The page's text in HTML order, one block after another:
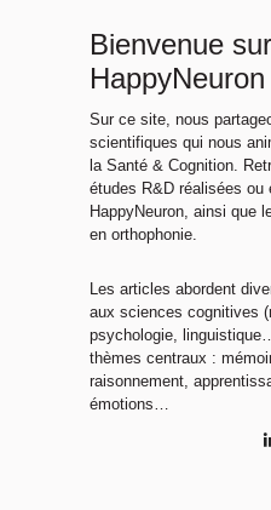
Bienvenue sur
Sur ce site, nous
scientifiques qui nous
la Santé & Cognition.
études R&D réalisées ou
HappyNeuron, ainsi que
en orthophonie.
Les articles abordent
aux sciences cognitives
psychologie,
thèmes centraux :
raisonnement,
émotions…